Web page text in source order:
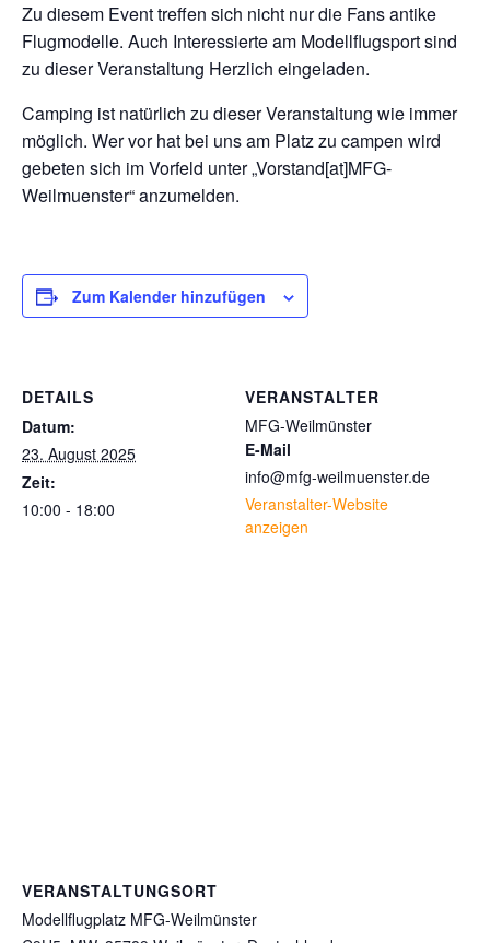
Zu diesem Event treffen sich nicht nur die Fans antike
Flugmodelle. Auch Interessierte am Modellflugsport sind
zu dieser Veranstaltung Herzlich eingeladen.
Camping ist natürlich zu dieser Veranstaltung wie immer
möglich. Wer vor hat bei uns am Platz zu campen wird
gebeten sich im Vorfeld unter „Vorstand[at]MFG-
Weilmuenster“ anzumelden.
Zum Kalender hinzufügen
DETAILS
Datum:
23. August 2025
Zeit:
10:00 - 18:00
VERANSTALTER
MFG-Weilmünster
E-Mail
info@mfg-weilmuenster.de
Veranstalter-Website
anzeigen
VERANSTALTUNGSORT
Modellflugplatz MFG-Weilmünster